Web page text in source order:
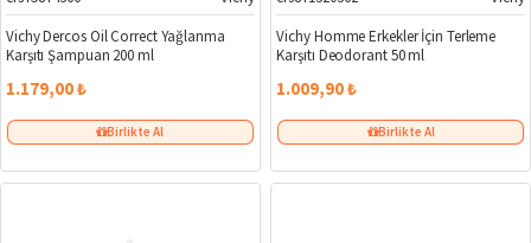
Vichy Dercos Oil Correct Yağlanma
Karşıtı Şampuan 200 ml
1.179,00 ₺
Birlikte Al
Vichy Homme Erkekler İçin Terleme
Karşıtı Deodorant 50 ml
1.009,90 ₺
Birlikte Al